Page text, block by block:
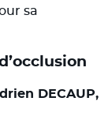
sa
DECAUP,